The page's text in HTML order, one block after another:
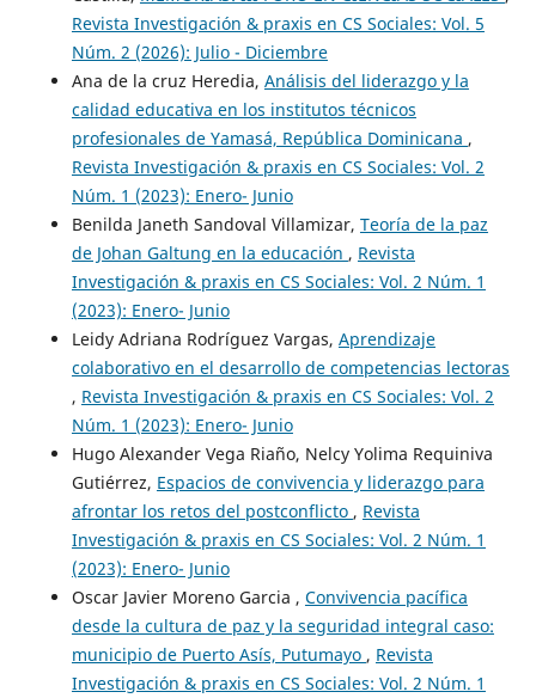
Revista Investigación & praxis en CS Sociales: Vol. 5
Núm. 2 (2026): Julio - Diciembre
Ana de la cruz Heredia, Análisis del liderazgo y la
calidad educativa en los institutos técnicos
profesionales de Yamasá, República Dominicana ,
Revista Investigación & praxis en CS Sociales: Vol. 2
Núm. 1 (2023): Enero- Junio
Benilda Janeth Sandoval Villamizar, Teoría de la paz
de Johan Galtung en la educación , Revista
Investigación & praxis en CS Sociales: Vol. 2 Núm. 1
(2023): Enero- Junio
Leidy Adriana Rodríguez Vargas, Aprendizaje
colaborativo en el desarrollo de competencias lectoras
, Revista Investigación & praxis en CS Sociales: Vol. 2
Núm. 1 (2023): Enero- Junio
Hugo Alexander Vega Riaño, Nelcy Yolima Requiniva
Gutiérrez, Espacios de convivencia y liderazgo para
afrontar los retos del postconflicto , Revista
Investigación & praxis en CS Sociales: Vol. 2 Núm. 1
(2023): Enero- Junio
Oscar Javier Moreno Garcia , Convivencia pacífica
desde la cultura de paz y la seguridad integral caso:
municipio de Puerto Asís, Putumayo , Revista
Investigación & praxis en CS Sociales: Vol. 2 Núm. 1